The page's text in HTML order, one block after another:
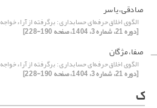
صادقی، یاسر
الگوی اخلاق حرفه‌ای حسابداری : برگرفته از آراء
[دوره 21، شماره 3، 1404، صفحه 190-228]
صفا، مژگان
الگوی اخلاق حرفه‌ای حسابداری : برگرفته از آراء
[دوره 21، شماره 3، 1404، صفحه 190-228]
ک